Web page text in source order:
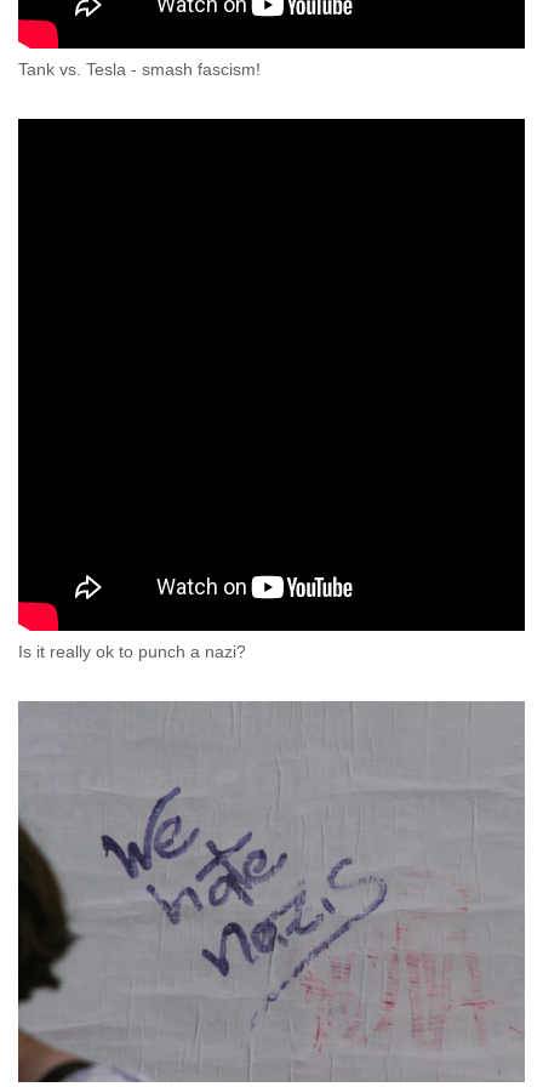
Tank vs. Tesla - smash fascism!
Is it really ok to punch a nazi?